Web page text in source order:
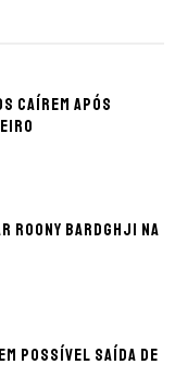
caírem após
Roony Bardghji na
possível saída de